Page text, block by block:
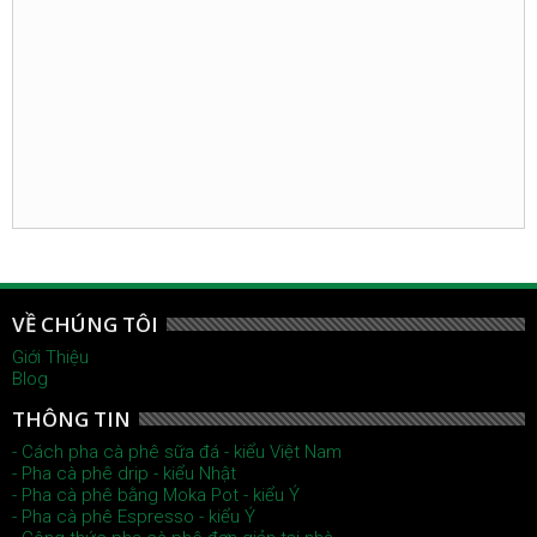
VỀ CHÚNG TÔI
Giới Thiệu
Blog
THÔNG TIN
- Cách pha cà phê sữa đá - kiểu Việt Nam
- Pha cà phê drip - kiểu Nhật
- Pha cà phê bằng Moka Pot - kiểu Ý
- Pha cà phê Espresso - kiểu Ý